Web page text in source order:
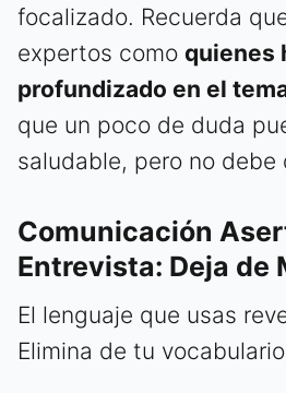
focalizado. Recuerda
expertos como quienes
profundizado en el
que un poco de duda
saludable, pero no debe
Comunicación
Entrevista: Deja de
El lenguaje que usas
Elimina de tu